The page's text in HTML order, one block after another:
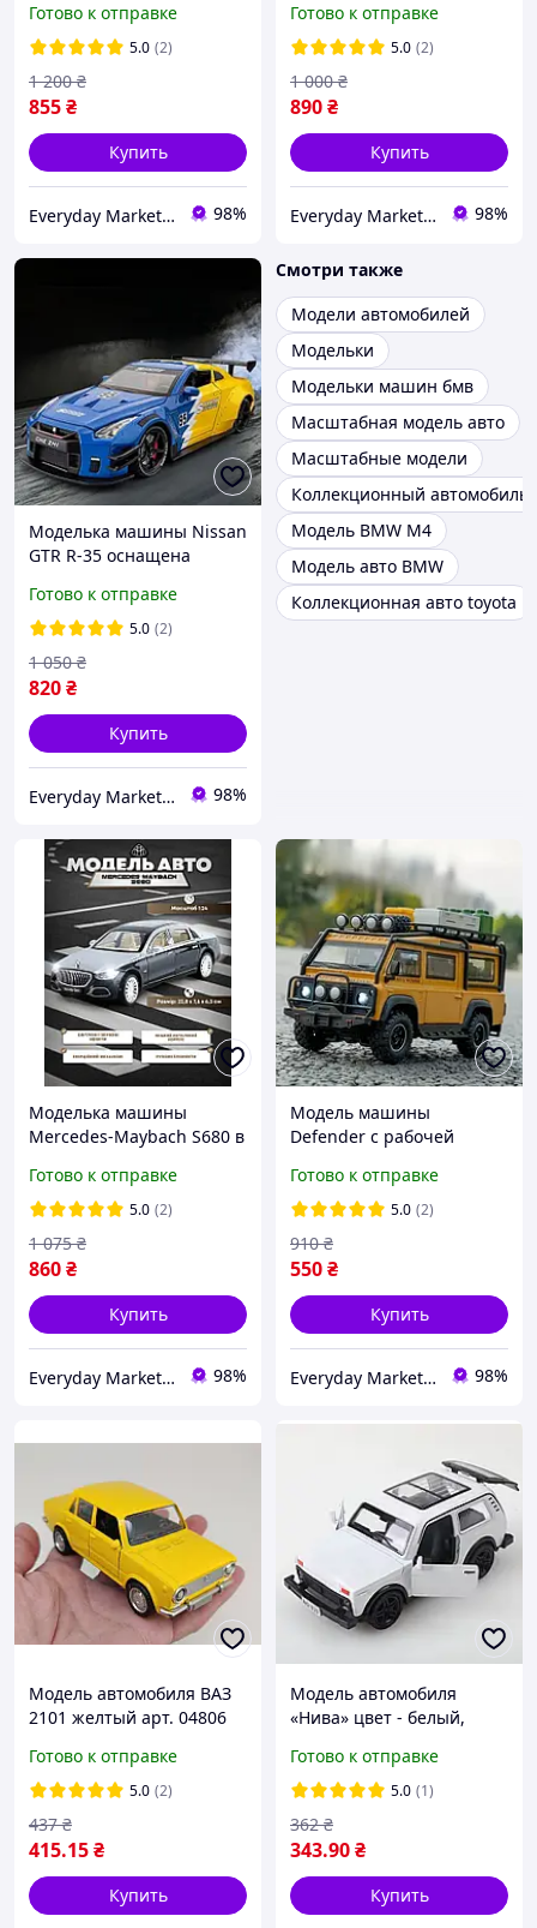
эффекты и подвижные
детали
Готово к отправке
5.0 (2)
855₴
1 200 ₴
Купить
Everyday Market 0965612251 98%
оснащена звуковыми и
световыми эффектами
Готово к отправке
5.0 (2)
890₴
1 000 ₴
Купить
Everyday Market 0965612251 98%
Моделька машины Nissan
GTR R-35 оснащена
эффектами, в маштабе
1:24
Готово к отправке
5.0 (2)
820₴
1 050 ₴
Купить
Everyday Market 0965612251 98%
Смотри также
Модели автомобилей
Модельки
Модельки машин бмв
Масштабная модель авто
Масштабные модели
Коллекционный автомобиль
Модель BMW M4
Модель авто BMW
Коллекционная авто toyota
Моделька машины
Mercedes-Maybach S680 в
подвижными элементами
Готово к отправке
5.0 (2)
860₴
1 075 ₴
Купить
Everyday Market 0965612251 98%
Модель машины
Defender с рабочей
съемными аксессуарами
в масштабе 1:32
Готово к отправке
5.0 (2)
550₴
910 ₴
Купить
Everyday Market 0965612251 98%
Модель автомобиля ВАЗ
2101 желтый арт. 04806
Готово к отправке
5.0 (2)
415.15₴
437 ₴
Купить
Модель автомобиля
«Нива» цвет - белый,
06541
Готово к отправке
5.0 (1)
343.90₴
362 ₴
Купить